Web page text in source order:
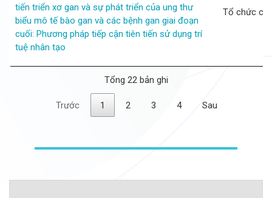
tiến triển xơ gan và sự phát triển của ung thư
biểu mô tế bào gan và các bệnh gan giai đoạn
cuối: Phương pháp tiếp cận tiên tiến sử dụng trí
tuệ nhân tạo
Tổ chức
Tổng 22 bản ghi
Trước 1 2 3 4 Sau